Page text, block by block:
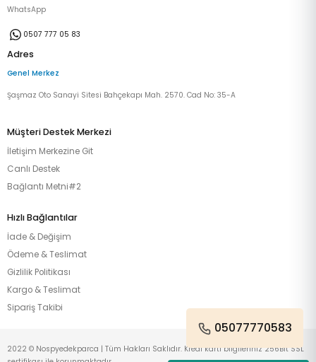
WhatsApp
0507 777 05 83
Adres
Genel Merkez
Şaşmaz Oto Sanayi Sitesi Bahçekapı Mah. 2570. Cad No: 35-A
Müşteri Destek Merkezi
İletişim Merkezine Git
Canlı Destek
Bağlantı Metni#2
Hızlı Bağlantılar
İade & Değişim
Ödeme & Teslimat
Gizlilik Politikası
Kargo & Teslimat
Sipariş Takibi
05077770583
2022 © Nospyedekparca | Tüm Hakları Saklıdır. Kredi kartı bilgileriniz 256Bit SSL